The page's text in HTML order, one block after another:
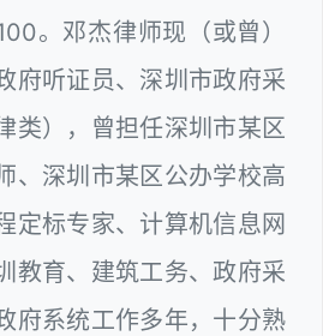
。邓杰律师现（或曾）
府听证员、深圳市政府采
类），曾担任深圳市某区
、深圳市某区公办学校高
定标专家、计算机信息网
教育、建筑工务、政府采
府系统工作多年，十分熟